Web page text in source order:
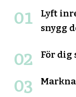
Lyft
snygg
För